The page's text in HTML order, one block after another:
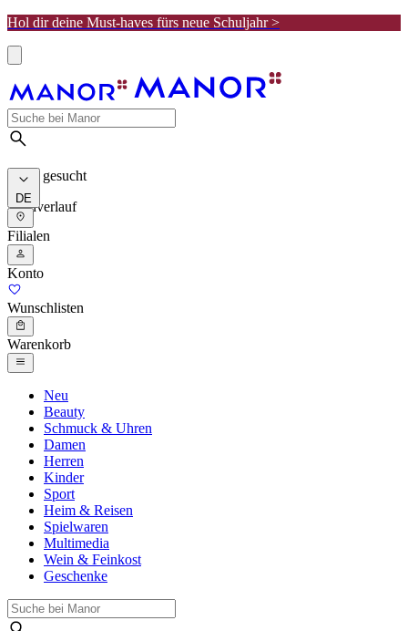
Hol dir deine Must-haves fürs neue Schuljahr >
Meist gesucht
Suchverlauf
DE
Filialen
Konto
Wunschlisten
Warenkorb
Neu
Beauty
Schmuck & Uhren
Damen
Herren
Kinder
Sport
Heim & Reisen
Spielwaren
Multimedia
Wein & Feinkost
Geschenke